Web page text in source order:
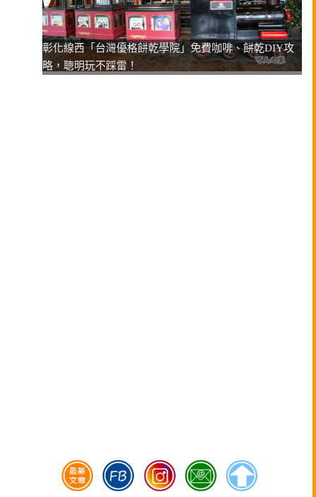
彰化線西「台灣優格餅乾學院」免費咖啡、餅乾DIY攻
略，聰明玩不踩雷！